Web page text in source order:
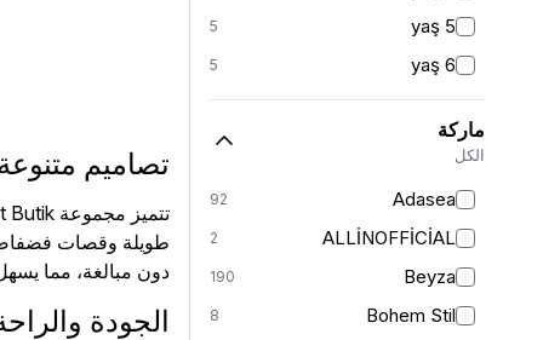
كارغو
5 yaş
5
6 yaş
5
6-7 yaş
1
7 yaş
22
ماركة
الكل
Adasea
92
ALLİNOFFİCİAL
2
Beyza
190
Bohem Stil
8
تصاميم
طويلة وقصات
دون مبالغة، مما
الجودة